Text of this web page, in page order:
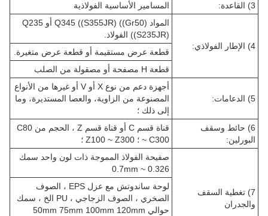
3) القاعدة:
المسامير الأساسية الفولاذية
4) الإطار الفولاذي:
المواد Q345 ((S355JR) ((Gr50) أو Q235
((S235JR) الفولاذ.
قطعة عرض مستقيمة أو قطعة عرض متغيرة.
قطعة H مصفحة أو مصقولة من الصلب
5) الدعامات:
أجهزة دعم من نوع X أو V أو غيرها من الأنواع
المصنوعة من الزاوية، والعصا المستديرة، وما
إلى ذلك ؛
6) حائط وسقف
البورلين:
قناة قسم C أو قناة قسم Z ، الحجم من C80
~ C300 ؛ Z100 ~ Z300 ؛
7) تغطية السقف
والجدران
صفيحة الفولاذ المموجة ذات لون واحد سمك
0.326 ~ 0.7mm
لوحة ساندوتش مع عزل EPS ، الصوف
الصخري ، الصوف الزجاجي ، PU الخ ، سمك
حوالي 50mm 75mm 100mm 120mm